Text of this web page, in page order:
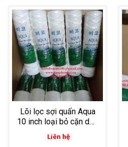
Lõi lọc sợi quấn Aqua
10 inch loại bỏ cặn dầu
chiên, dầu thải trong
thực phẩm
Liên hệ